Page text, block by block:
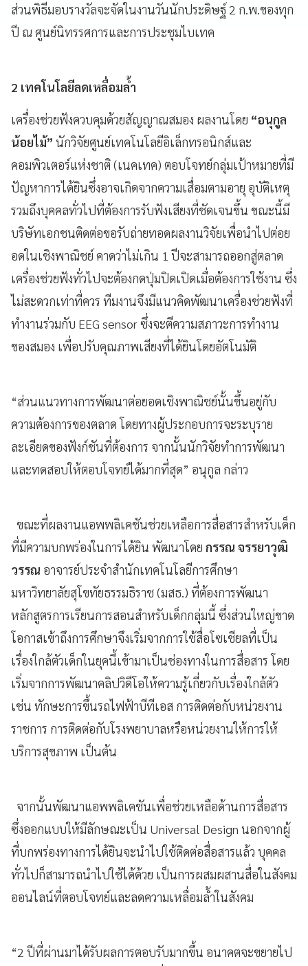
ส่วนพิธีมอบรางวัลจะจัดในงานวันนักประดิษฐ์ 2 ก.พ.ของทุก
ปี ณ ศูนย์นิทรรศการและการประชุมไบเทค
2 เทคโนโลยีลดเหลื่อมล้ำ
เครื่องช่วยฟังควบคุมด้วยสัญญาณสมอง ผลงานโดย “อนุกูล
น้อยไม้” นักวิจัยศูนย์เทคโนโลยีอิเล็กทรอนิกส์และ
คอมพิวเตอร์แห่งชาติ (เนคเทค) ตอบโจทย์กลุ่มเป้าหมายที่มี
ปัญหาการได้ยินซึ่งอาจเกิดจากความเสื่อมตามอายุ อุบัติเหตุ
รวมถึงบุคคลทั่วไปที่ต้องการรับฟังเสียงที่ชัดเจนขึ้น ขณะนี้มี
บริษัทเอกชนติดต่อขอรับถ่ายทอดผลงานวิจัยเพื่อนำไปต่อย
อดในเชิงพาณิชย์ คาดว่าไม่เกิน 1 ปีจะสามารถออกสู่ตลาด
เครื่องช่วยฟังทั่วไปจะต้องกดปุ่มปิดเปิดเมื่อต้องการใช้งาน ซึ่ง
ไม่สะดวกเท่าที่ควร ทีมงานจึงมีแนวคิดพัฒนาเครื่องช่วยฟังที่
ทำงานร่วมกับ EEG sensor ซึ่งจะตีความสภาวะการทำงาน
ของสมอง เพื่อปรับคุณภาพเสียงที่ได้ยินโดยอัตโนมัติ
“ส่วนแนวทางการพัฒนาต่อยอดเชิงพาณิชย์นั้นขึ้นอยู่กับ
ความต้องการของตลาด โดยทางผู้ประกอบการจะระบุราย
ละเอียดของฟังก์ชันที่ต้องการ จากนั้นนักวิจัยทำการพัฒนา
และทดสอบให้ตอบโจทย์ได้มากที่สุด” อนุกูล กล่าว
ขณะที่ผลงานแอพพลิเคชันช่วยเหลือการสื่อสารสำหรับเด็ก
ที่มีความบกพร่องในการได้ยิน พัฒนาโดย กรรณ จรรยาวุฒิ
วรรณ อาจารย์ประจำสำนักเทคโนโลยีการศึกษา
มหาวิทยาลัยสุโขทัยธรรมธิราช (มสธ.) ที่ต้องการพัฒนา
หลักสูตรการเรียนการสอนสำหรับเด็กกลุ่มนี้ ซึ่งส่วนใหญ่ขาด
โอกาสเข้าถึงการศึกษาจึงเริ่มจากการใช้สื่อโซเชียลที่เป็น
เรื่องใกล้ตัวเด็กในยุคนี้เข้ามาเป็นช่องทางในการสื่อสาร โดย
เริ่มจากการพัฒนาคลิปวิดีโอให้ความรู้เกี่ยวกับเรื่องใกล้ตัว
เช่น ทักษะการขึ้นรถไฟฟ้าบีทีเอส การติดต่อกับหน่วยงาน
ราชการ การติดต่อกับโรงพยาบาลหรือหน่วยงานให้การให้
บริการสุขภาพ เป็นต้น
จากนั้นพัฒนาแอพพลิเคชันเพื่อช่วยเหลือด้านการสื่อสาร
ซึ่งออกแบบให้มีลักษณะเป็น Universal Design นอกจากผู้
ที่บกพร่องทางการได้ยินจะนำไปใช้ติดต่อสื่อสารแล้ว บุคคล
ทั่วไปก็สามารถนำไปใช้ได้ด้วย เป็นการผสมผสานสื่อในสังคม
ออนไลน์ที่ตอบโจทย์และลดความเหลื่อมล้ำในสังคม
“2 ปีที่ผ่านมาได้รับผลการตอบรับมากขึ้น อนาคตจะขยายไป